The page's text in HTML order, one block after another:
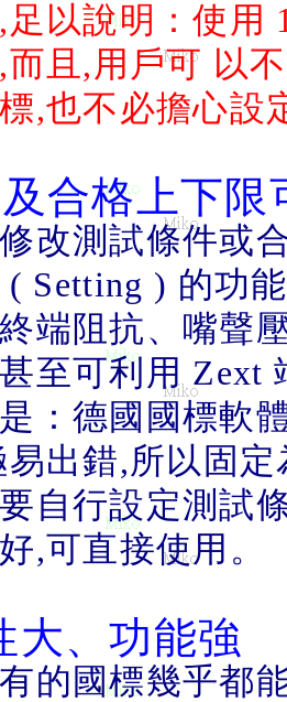
, 足以說明：使用
,而且, 用戶可 以
,也不必擔心設
合格上下限
改測試條件或
( Setting ) 的功能
端阻抗、嘴聲
至可利用Zext
：德國國標軟
易出錯,所以固
自行設定測試
,可直接使用。
大、功能強
的國標幾乎都